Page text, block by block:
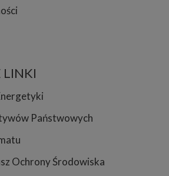
LINKI
Państwowych
Ochrony Środowiska